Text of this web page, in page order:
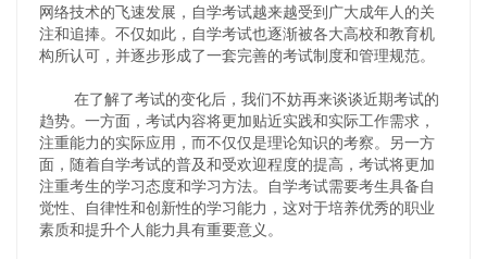
网络技术的飞速发展，自学考试越来越受到广大成年人的关
注和追捧。不仅如此，自学考试也逐渐被各大高校和教育机
构所认可，并逐步形成了一套完善的考试制度和管理规范。
在了解了考试的变化后，我们不妨再来谈谈近期考试的
趋势。一方面，考试内容将更加贴近实践和实际工作需求，
注重能力的实际应用，而不仅仅是理论知识的考察。另一方
面，随着自学考试的普及和受欢迎程度的提高，考试将更加
注重考生的学习态度和学习方法。自学考试需要考生具备自
觉性、自律性和创新性的学习能力，这对于培养优秀的职业
素质和提升个人能力具有重要意义。